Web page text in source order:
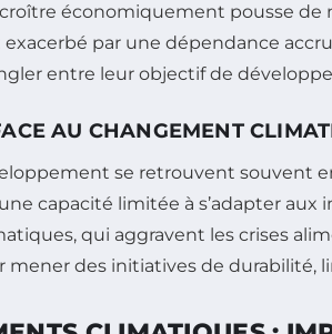
économiquement pousse
par une dépendance
entre leur objectif de
AU CHANGEMENT
se retrouvent souvent
capacité limitée à s’adapter
qui aggravent les crises
mener des initiatives de durabilité,